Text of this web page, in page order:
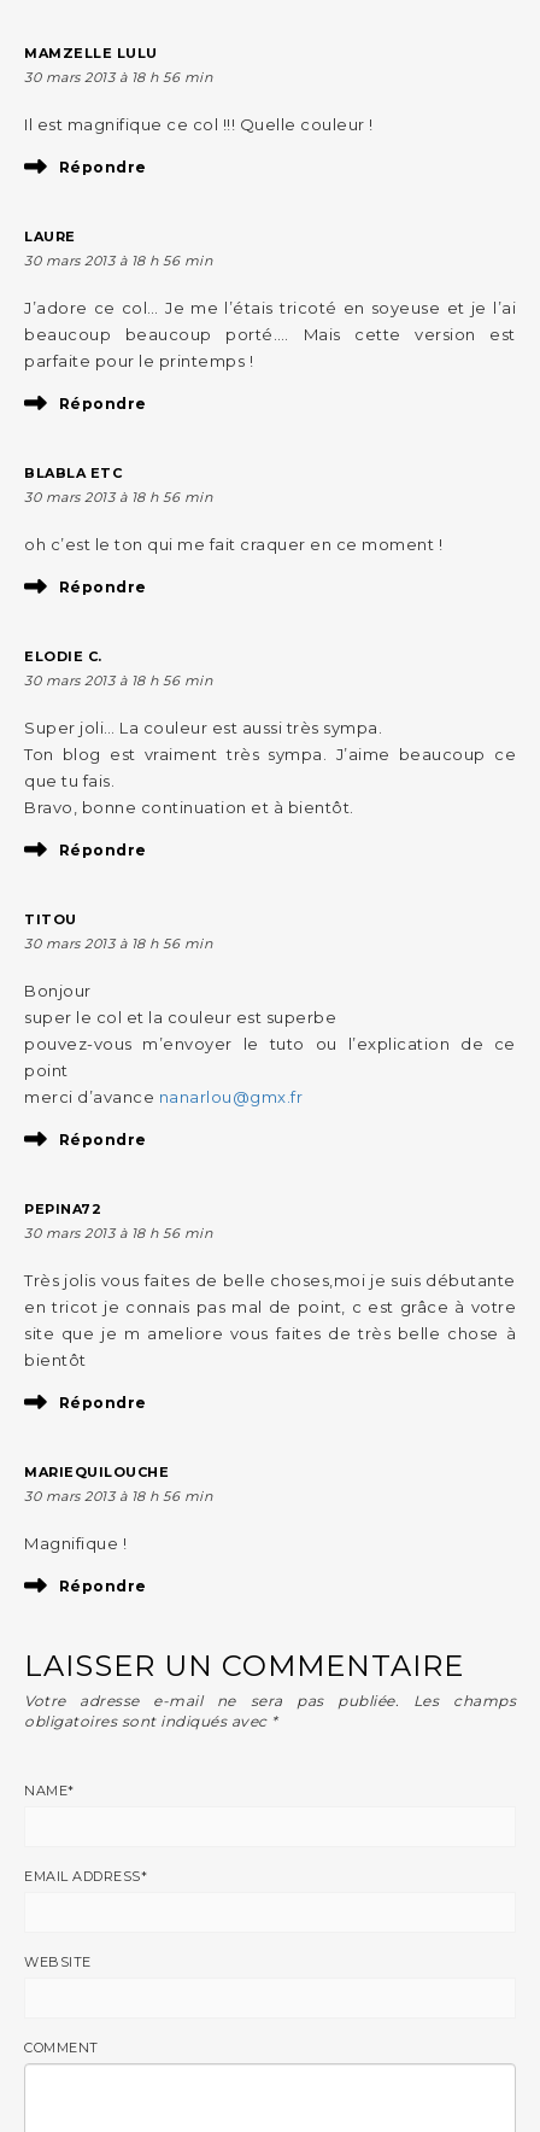
MAMZELLE LULU
30 mars 2013 à 18 h 56 min
Il est magnifique ce col !!! Quelle couleur !
Répondre
LAURE
30 mars 2013 à 18 h 56 min
J’adore ce col… Je me l’étais tricoté en soyeuse et je l’ai
beaucoup beaucoup porté…. Mais cette version est
parfaite pour le printemps !
Répondre
BLABLA ETC
30 mars 2013 à 18 h 56 min
oh c’est le ton qui me fait craquer en ce moment !
Répondre
ELODIE C.
30 mars 2013 à 18 h 56 min
Super joli… La couleur est aussi très sympa.
Ton blog est vraiment très sympa. J’aime beaucoup ce
que tu fais.
Bravo, bonne continuation et à bientôt.
Répondre
TITOU
30 mars 2013 à 18 h 56 min
Bonjour
super le col et la couleur est superbe
pouvez-vous m’envoyer le tuto ou l’explication de ce
point
merci d’avance nanarlou@gmx.fr
Répondre
PEPINA72
30 mars 2013 à 18 h 56 min
Très jolis vous faites de belle choses,moi je suis débutante
en tricot je connais pas mal de point, c est grâce à votre
site que je m ameliore vous faites de très belle chose à
bientôt
Répondre
MARIEQUILOUCHE
30 mars 2013 à 18 h 56 min
Magnifique !
Répondre
LAISSER UN COMMENTAIRE
Votre adresse e-mail ne sera pas publiée.
Les champs
obligatoires sont indiqués avec *
NAME*
EMAIL ADDRESS*
WEBSITE
COMMENT